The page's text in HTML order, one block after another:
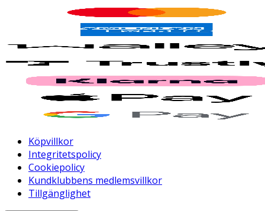
Köpvillkor
Integritetspolicy
Cookiepolicy
Kundklubbens medlemsvillkor
Tillgänglighet